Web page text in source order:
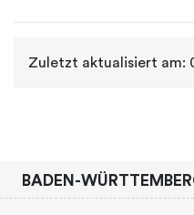
Zuletzt aktualisiert am:
BADEN-